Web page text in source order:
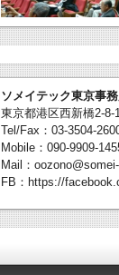
ソメイテック東京事
東京都港区西新橋2-8-
Tel/Fax：03-3504-
Mobile：090-9909-
Mail：
FB：https://